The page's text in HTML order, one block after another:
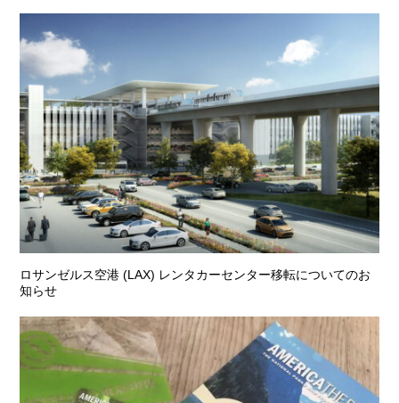
ロサンゼルス空港 (LAX) レンタカーセンター移転についてのお
知らせ